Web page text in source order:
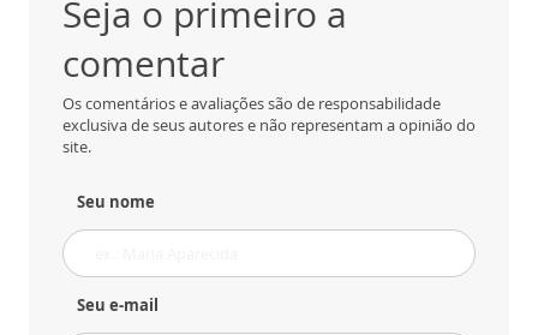
Seja o primeiro a
comentar
Os comentários e avaliações são de responsabilidade
exclusiva de seus autores e não representam a opinião do
site.
Seu nome
Seu e-mail